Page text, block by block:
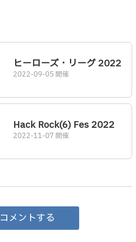
ヒーローズ・リーグ 2022
2022-09-05 開催
Hack Rock(6) Fes 2022
2022-11-07 開催
コメントする